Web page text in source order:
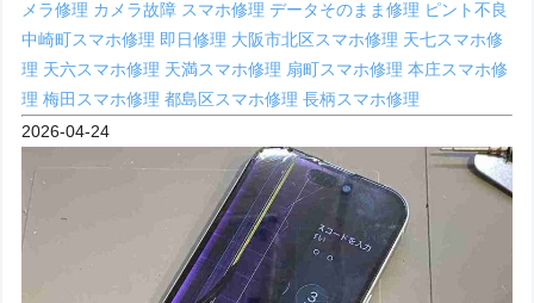
メラ修理 カメラ故障 スマホ修理データそのまま修理 ピント不良
中崎町スマホ修理 即日修理 大阪市北区スマホ修理 天七スマホ修
理 天六スマホ修理 天満スマホ修理 扇町スマホ修理本庄スマホ修
理梅田スマホ修理都島区スマホ修理長柄スマホ修理
2026-04-24